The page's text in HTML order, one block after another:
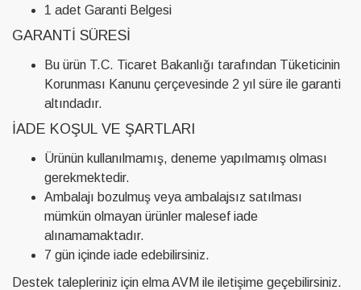
1 adet Garanti Belgesi
GARANTI SÜRESI
Bu ürün T.C. Ticaret Bakanlığı tarafından Tüketicinin
Korunması Kanunu çerçevesinde 2 yıl süre ile garanti
altındadır.
İADE KOŞUL VE ŞARTLARI
Ürünün kullanılmamış, deneme yapılmamış olması
gerekmektedir.
Ambalajı bozulmuş veya ambalajsız satılması
mümkün olmayan ürünler malesef iade
alınamamaktadır.
7 gün içinde iade edebilirsiniz.
Destek talepleriniz için elma AVM ile iletişime geçebilirsiniz.